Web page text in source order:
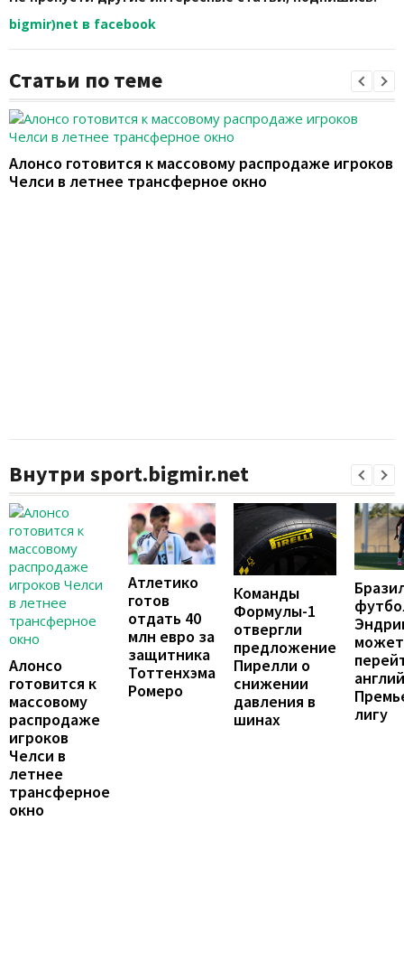
bigmir)net в facebook
Статьи по теме
Алонсо готовится к массовому распродаже игроков
Челси в летнее трансферное окно
Внутри sport.bigmir.net
Алонсо
готовится к
массовому
распродаже
игроков
Челси в
летнее
трансферное
окно
Атлетико
готов
отдать 40
млн евро за
защитника
Тоттенхэма
Ромеро
Команды
Формулы-1
отвергли
предложение
Пирелли о
снижении
давления в
шинах
может
лигу